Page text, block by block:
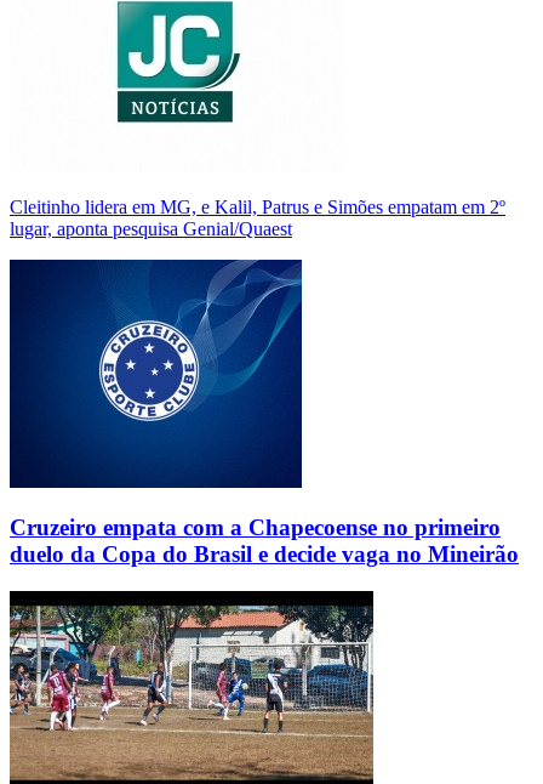
Cleitinho lidera em MG, e Kalil, Patrus e Simões empatam em 2º
lugar, aponta pesquisa Genial/Quaest
Cruzeiro empata com a Chapecoense no primeiro
duelo da Copa do Brasil e decide vaga no Mineirão